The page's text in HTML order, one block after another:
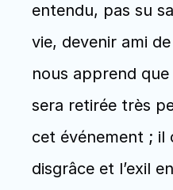
entendu, pas su
vie, devenir ami
nous apprend que
sera retirée très
cet événement ; il
disgrâce et l’exil